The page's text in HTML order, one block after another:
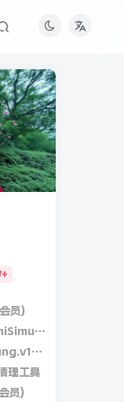
员)
理工具
员)